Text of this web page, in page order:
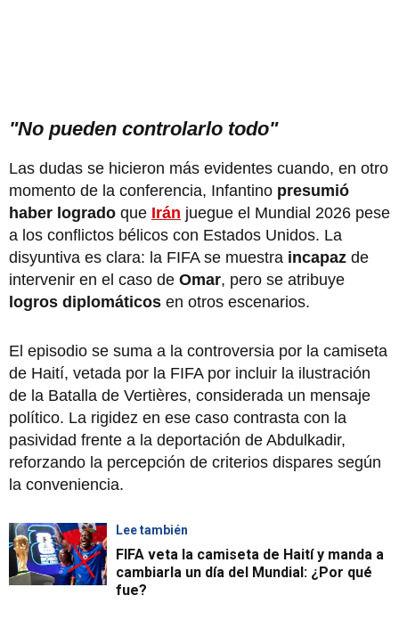
"No pueden controlarlo todo"
Las dudas se hicieron más evidentes cuando, en otro
momento de la conferencia, Infantino presumió
haber logrado que Irán juegue el Mundial 2026 pese
a los conflictos bélicos con Estados Unidos. La
disyuntiva es clara: la FIFA se muestra incapaz de
intervenir en el caso de Omar, pero se atribuye
logros diplomáticos en otros escenarios.
El episodio se suma a la controversia por la camiseta
de Haití, vetada por la FIFA por incluir la ilustración
de la Batalla de Vertières, considerada un mensaje
político. La rigidez en ese caso contrasta con la
pasividad frente a la deportación de Abdulkadir,
reforzando la percepción de criterios dispares según
la conveniencia.
Lee también
FIFA veta la camiseta de Haití y manda a
cambiarla un día del Mundial: ¿Por qué
fue?